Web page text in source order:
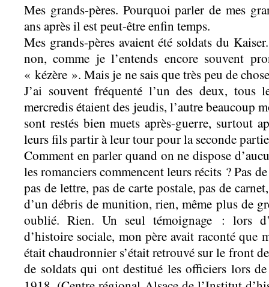
Mes grands-pères. Pourquoi parler de mes
ans après il est peut-être enfin temps.
Mes grands-pères avaient été soldats du
non, comme je l’entends encore souvent
« kézère ». Mais je ne sais que très peu de
J’ai souvent fréquenté l’un des deux, tous
mercredis étaient des jeudis, l’autre beaucoup
sont restés bien muets après-guerre, surtout
leurs fils partir à leur tour pour la seconde
Comment en parler quand on ne dispose
les romanciers commencent leurs récits ? Pas
pas de lettre, pas de carte postale, pas de
d’un débris de munition, rien, même plus de
oublié. Rien. Un seul témoignage : lors
d’histoire sociale, mon père avait raconté que
était chaudronnier s’était retrouvé sur le front
de soldats qui ont destitué les officiers lors